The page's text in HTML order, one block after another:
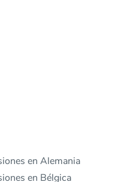
en Alemania
en Bélgica